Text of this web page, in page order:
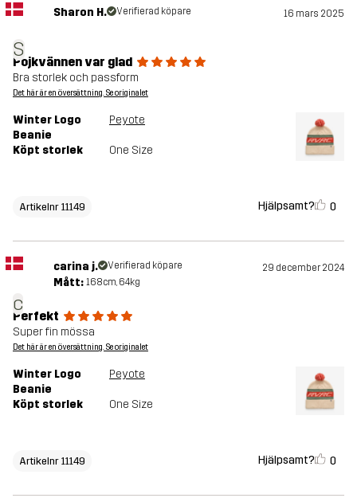
S
Sharon H. Verifierad köpare 16 mars 2025
Pojkvännen var glad
Bra storlek och passform
Det här är en översättning. Se originalet
Winter Logo
Beanie
Peyote
Köpt storlek One Size
Artikelnr 11149 Hjälpsamt? 0
c
carina j. Verifierad köpare 29 december 2024
Mått: 168cm, 64kg
Perfekt
Super fin mössa
Det här är en översättning. Se originalet
Winter Logo
Beanie
Peyote
Köpt storlek One Size
Artikelnr 11149 Hjälpsamt? 0